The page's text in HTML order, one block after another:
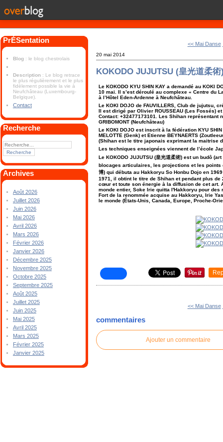
PrÉSentation
Blog : le blog chestrolais
Description : Le blog retrace
le plus régulièrement et le plus
fidèlement possible la vie à
Neufchâteau (Luxembourg-
Belgique).
Contact
Recherche
Archives
Août 2026
Juillet 2026
Juin 2026
Mai 2026
Avril 2026
Mars 2026
Février 2026
Janvier 2026
Décembre 2025
Novembre 2025
Octobre 2025
Septembre 2025
Août 2025
Juillet 2025
Juin 2025
Mai 2025
Avril 2025
Mars 2025
Février 2025
Janvier 2025
<< Mai Danse
20 mai 2014
KOKODO JUJUTSU (皇光道柔術
Le KOKODO KYU SHIN KAY a demandé au KOKI
10 mai. Il s’est déroulé au complexe « Centre du
à l’Hôtel Eden-Ardenne à Neufchâteau.
Le KOKI DOJO de FAUVILLERS, Club de jujutsu,
Il est dirigé par Olivier ROUSSEAU (Les Fossés)
Contact: +32477173101. Les Shihan représentant
GRIBOMONT (Neufchâteau)
Le KOKI DOJO est inscrit à la fédération KYU
MELOTTE (Genk) et Etienne BEYNAERTS
(Shihan est le titre japonais exprimant la maitrise
Les techniques enseignées viennent de l’école
Le KOKODO JUJUTSU (皇光道柔術) est un budô
blocages articulaires, les projections et les points
博) qui débuta au Hakkoryu So Honbu Dojo en
1971, il obtint le titre de Shihan et pendant plus
cœur et toute son énergie à la diffusion de cet art.
monde entier, Soke Irie quitta l'Hakkoryu pour
Fort de la renommée acquise au Hakkoryu, Irie
le monde (États-Unis, Canada, Europe, Proche-
<< Mai Danse
commentaires
Ajouter un commentaire